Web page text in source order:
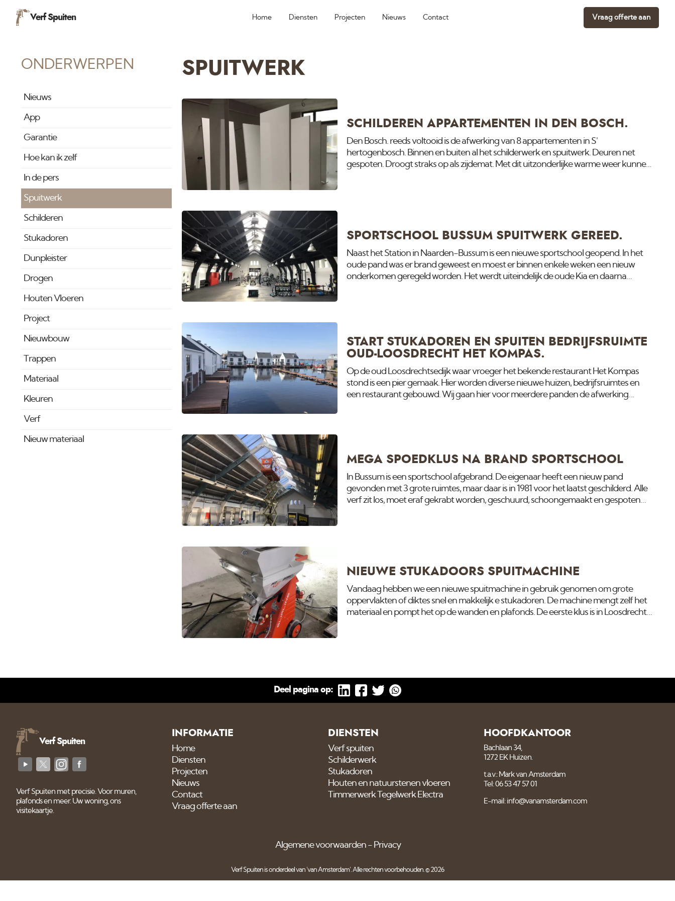
Verf Spuiten Home Diensten Projecten Nieuws Contact Vraag offerte aan
ONDERWERPEN
Nieuws
App
Garantie
Hoe kan ik zelf
In de pers
Spuitwerk
Schilderen
Stukadoren
Dunpleister
Drogen
Houten Vloeren
Project
Nieuwbouw
Trappen
Materiaal
Kleuren
Verf
Nieuw materiaal
SPUITWERK
SCHILDEREN APPARTEMENTEN IN DEN BOSCH.
Den Bosch. reeds voltooid is de afwerking van 8 appartementen in S'
hertogenbosch. Binnen en buiten al het schilderwerk en spuitwerk. Deuren net
gespoten. Droogt straks op als zijdemat. Met dit uitzonderlijke warme weer kunnen
SPORTSCHOOL BUSSUM SPUITWERK GEREED.
Naast het Station in Naarden-Bussum is een nieuwe sportschool geopend. In het
oude pand was er brand geweest en moest er binnen enkele weken een nieuw
onderkomen geregeld worden. Het werdt uiteindelijk de oude Kia en daarna
Zelfs
START STUKADOREN EN SPUITEN BEDRIJFSRUIMTE
OUD-LOOSDRECHT HET KOMPAS.
Op de oud Loosdrechtsedijk waar vroeger het bekende restaurant Het Kompas
stond is een pier gemaak. Hier worden diverse nieuwe huizen, bedrijfsruimtes en
een restaurant gebouwd. Wij gaan hier voor meerdere panden de afwerking
MEGA SPOEDKLUS NA BRAND SPORTSCHOOL
In Bussum is een sportschool afgebrand. De eigenaar heeft een nieuw pand
gevonden met 3 grote ruimtes, maar daar is in 1981 voor het laatst geschilderd. Alle
verf zit los, moet eraf gekrabt worden, geschuurd, schoongemaakt en gespoten
NIEUWE STUKADOORS SPUITMACHINE
Vandaag hebben we een nieuwe spuitmachine in gebruik genomen om grote
oppervlakten of diktes snel en makkelijk e stukadoren. De machine mengt zelf het
materiaal en pompt het op de wanden en plafonds. De eerste klus is in Loosdrecht
Deel pagina op:
Verf Spuiten
Verf Spuiten met precisie. Voor muren,
plafonds en meer. Uw woning, ons
visitekaartje.
INFORMATIE
Home
Diensten
Projecten
Nieuws
Contact
Vraag offerte aan
DIENSTEN
Verf spuiten
Schilderwerk
Stukadoren
Houten en natuurstenen vloeren
Timmerwerk Tegelwerk Electra
HOOFDKANTOOR
Bachlaan 34,
1272 EK Huizen.
t.a.v.: Mark van Amsterdam
Tel: 06 53 47 57 01
E-mail: info@vanamsterdam.com
Algemene voorwaarden Privacy
Verf Spuiten is onderdeel van 'van Amsterdam' . Alle rechten voorbehouden. © 2026